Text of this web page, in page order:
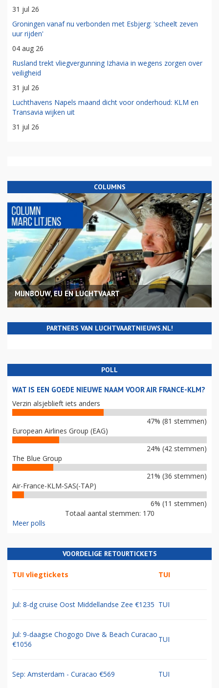
31 jul 26
Groningen vanaf nu verbonden met Esbjerg: 'scheelt zeven
uur rijden'
04 aug 26
Rusland trekt vliegvergunning Izhavia in wegens zorgen over
veiligheid
31 jul 26
Luchthavens Napels maand dicht voor onderhoud: KLM en
Transavia wijken uit
31 jul 26
COLUMNS
MIJNBOUW, EU EN LUCHTVAART
PARTNERS VAN LUCHTVAARTNIEUWS.NL!
POLL
WAT IS EEN GOEDE NIEUWE NAAM VOOR AIR FRANCE-KLM?
Verzin alsjeblieft iets anders
47% (81 stemmen)
European Airlines Group (EAG)
24% (42 stemmen)
The Blue Group
21% (36 stemmen)
Air-France-KLM-SAS(-TAP)
6% (11 stemmen)
Totaal aantal stemmen: 170
Meer polls
VOORDELIGE RETOURTICKETS
TUI vliegtickets TUI
Jul: 8-dg cruise Oost Middellandse Zee €1235 TUI
Jul: 9-daagse Chogogo Dive & Beach Curacao
€1056
TUI
Sep: Amsterdam - Curacao €569 TUI